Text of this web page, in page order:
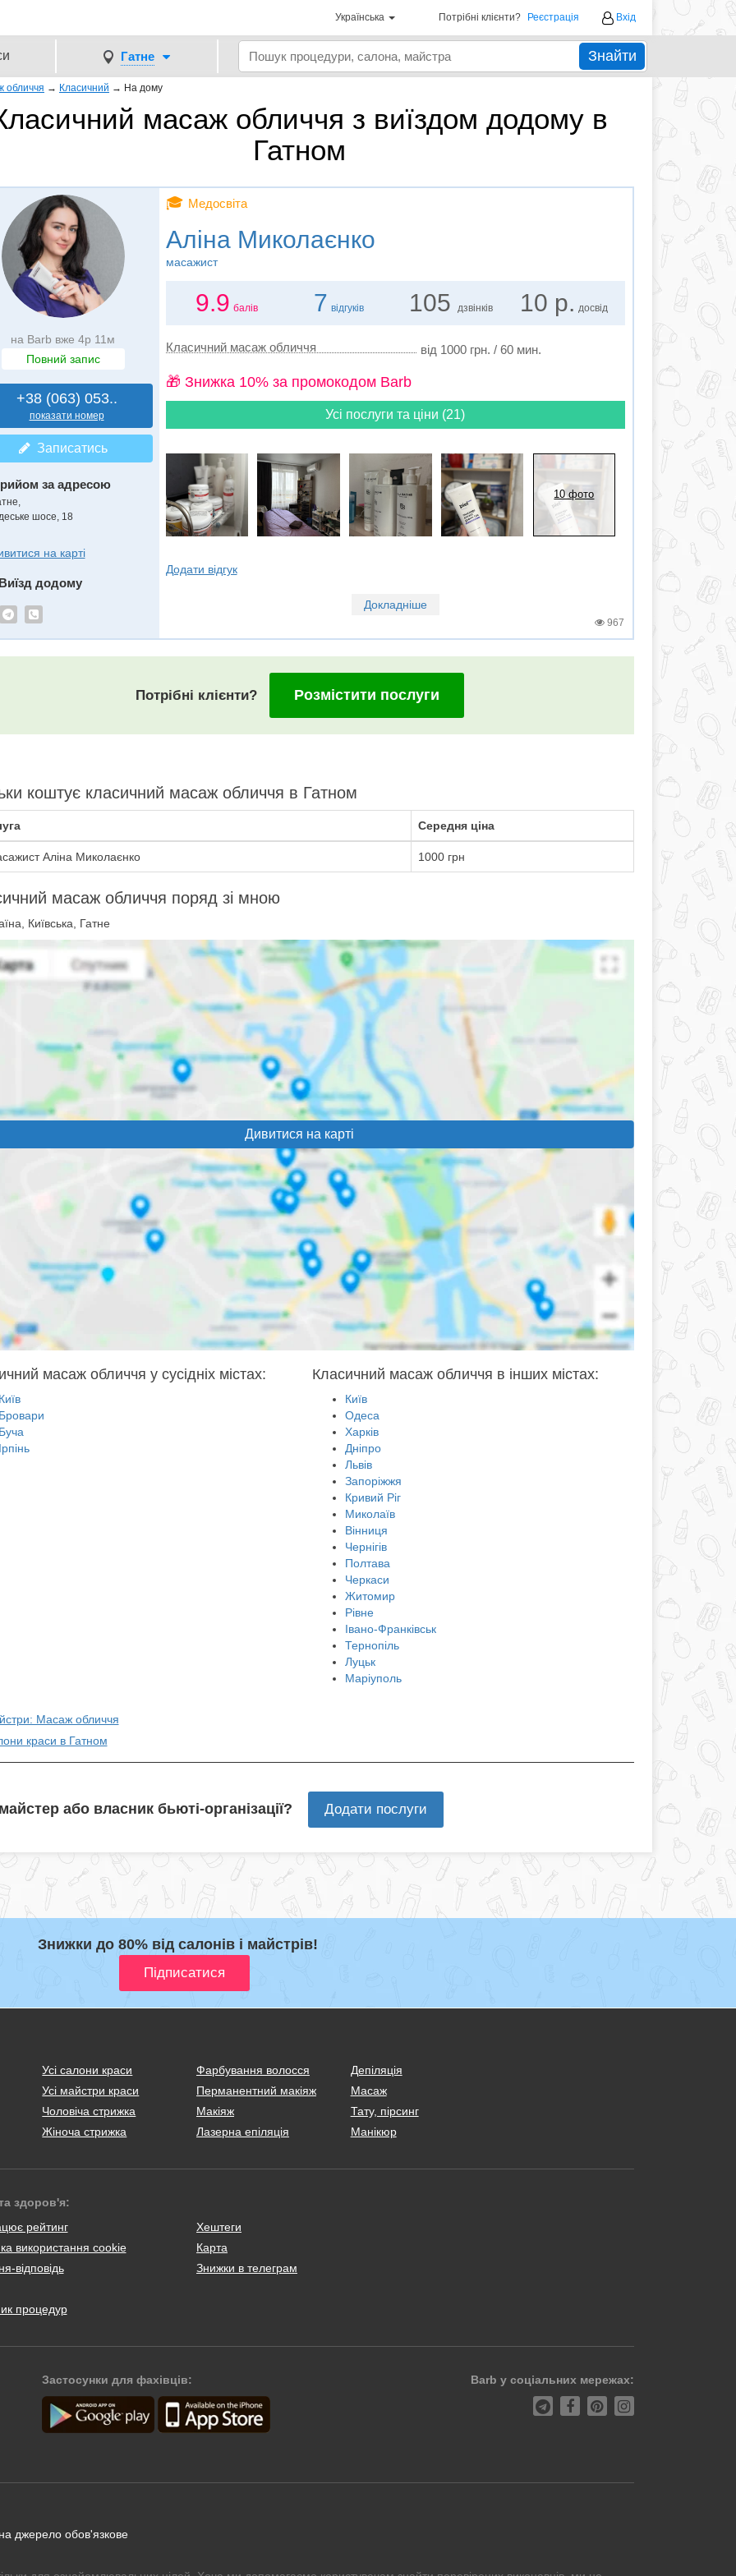
Українська Потрібні клієнти? Реєстрація Вхід
Гатне Знайти
обличчя → Класичний → На дому
масаж обличчя з виїздом додому в
Гатном
на Barb вже 4р 11м
Повний запис
+38 (063) 053..
показати номер
Записатись
за адресою
шосе, 18
на карті
додому
🎓 Медосвіта
Аліна Миколаєнко
масажист
9.9 балів 7 відгуків 105 дзвінків 10 р. досвід
Класичний масаж обличчя від 1000 грн. / 60 мин.
🎁 Знижка 10% за промокодом Barb
Усі послуги та ціни (21)
10 фото
Додати відгук
Докладніше
967
Потрібні клієнти? Розмістити послуги
коштує класичний масаж обличчя в Гатном
Середня ціна
Аліна Миколаєнко 1000 грн
масаж обличчя поряд зі мною
Київська, Гатне
Дивитися на карті
масаж обличчя у сусідніх містах: Класичний масаж обличчя в інших містах:
Київ
Одеса
Харків
Дніпро
Львів
Запоріжжя
Кривий Ріг
Миколаїв
Вінниця
Чернігів
Полтава
Черкаси
Житомир
Рівне
Івано-Франківськ
Тернопіль
Луцьк
Маріуполь
Масаж обличчя
краси в Гатном
або власник бьюті-організації? Додати послуги
Знижки до 80% від салонів і майстрів!
Усі салони краси
Усі майстри краси
Чоловіча стрижка
Жіноча стрижка
Фарбування волосся
Перманентний макіяж
Макіяж
Лазерна епіляція
Депіляція
Масаж
Тату, пірсинг
Манікюр
здоров'я:
рейтинг
використання cookie
відповідь
процедур
Хештеги
Карта
Знижки в телеграм
Застосунки для фахівців: Barb у соціальних мережах:
джерело обов'язкове